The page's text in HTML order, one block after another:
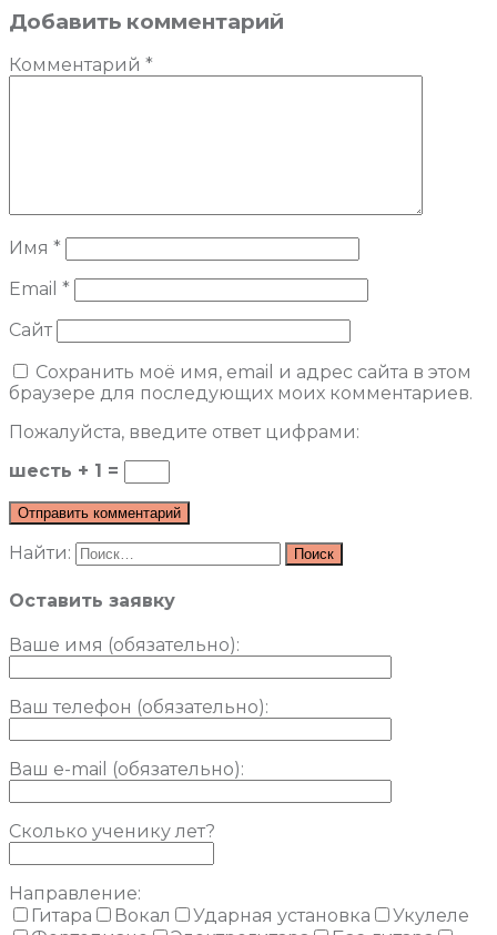
Добавить комментарий
Комментарий *
Имя *
Email *
Сайт
Сохранить моё имя, email и адрес сайта в этом
браузере для последующих моих комментариев.
Пожалуйста, введите ответ цифрами:
шесть + 1 =
Найти:
Оставить заявку
Ваше имя (обязательно):
Ваш телефон (обязательно):
Ваш e-mail (обязательно):
Сколько ученику лет?
Направление:
Гитара
Вокал Ударная установка
Укулеле